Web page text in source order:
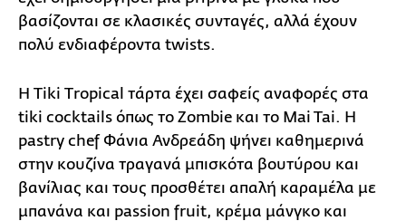
βασίζονται σε κλασικές συνταγές, αλλά έχουν
πολύ ενδιαφέροντα twists.
H Τiki Τropical τάρτα έχει σαφείς αναφορές στα
tiki cocktails όπως το Zombie και το Mai Tai. Η
pastry chef Φάνια Ανδρεάδη ψήνει καθημερινά
στην κουζίνα τραγανά μπισκότα βουτύρου και
βανίλιας και τους προσθέτει απαλή καραμέλα με
μπανάνα και passion fruit, κρέμα μάνγκο και